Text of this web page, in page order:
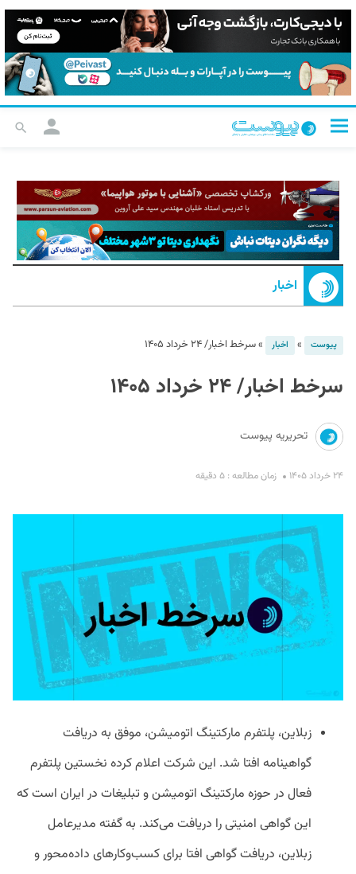
اخبار
پیوست » اخبار »سرخط اخبار/ ۲۴ خرداد ۱۴۰۵
سرخط اخبار/ ۲۴ خرداد ۱۴۰۵
تحریریه پیوست
۲۴ خرداد ۱۴۰۵ زمان مطالعه : ۵ دقیقه
زبلاین، پلتفرم مارکتینگ اتومیشن، موفق به دریافت
گواهینامه افتا شد. این شرکت اعلام کرده نخستین پلتفرم
فعال در حوزه مارکتینگ اتومیشن و تبلیغات در ایران است که
این گواهی امنیتی را دریافت می‌کند. به گفته مدیرعامل
زبلاین، دریافت گواهی افتا برای کسب‌وکارهای داده‌محور و